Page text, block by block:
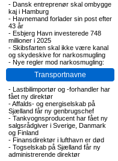
- Dansk entreprenør skal ombygge
kaj i Hamburg
- Havnemand forlader sin post efter
43 år
- Esbjerg Havn investerede 748
millioner i 2025
- Skibsfarten skal ikke være kanal
og skydeskive for narkosmugling
- Nye regler mod narkosmugling:
Transportnavne
- Lastbilimportør og -forhandler har
fået ny direktør
-Affalds- og energiselskab på
Sjælland får ny genbrugschef
- Tankvognsproducent har fået ny
salgsrådgiver i Sverige, Danmark
og Finland
- Finansdirektør i lufthavn er død
- Togselskab på Sjælland får ny
administrerende direktør